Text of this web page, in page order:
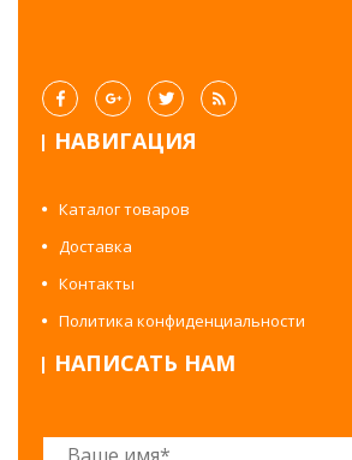
НАВИГАЦИЯ
Каталог товаров
Доставка
Контакты
Политика конфиденциальности
НАПИСАТЬ НАМ